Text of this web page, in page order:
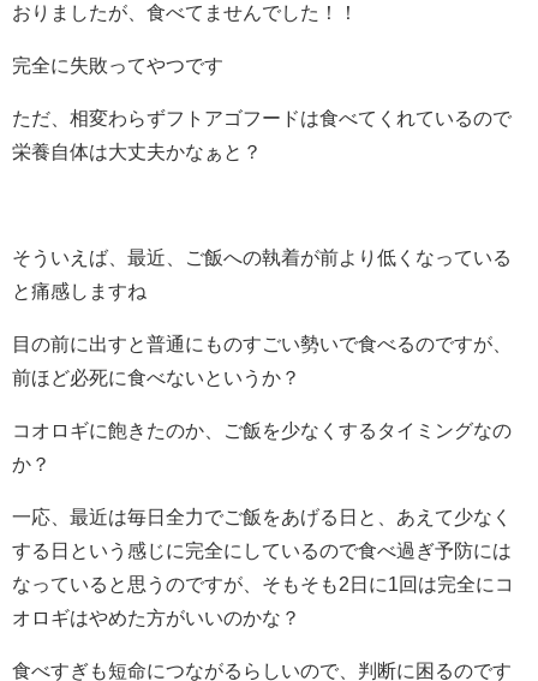
おりましたが、食べてませんでした！！
完全に失敗ってやつです
ただ、相変わらずフトアゴフードは食べてくれているので
栄養自体は大丈夫かなぁと？
そういえば、最近、ご飯への執着が前より低くなっている
と痛感しますね
目の前に出すと普通にものすごい勢いで食べるのですが、
前ほど必死に食べないというか？
コオロギに飽きたのか、ご飯を少なくするタイミングなの
か？
一応、最近は毎日全力でご飯をあげる日と、あえて少なく
する日という感じに完全にしているので食べ過ぎ予防には
なっていると思うのですが、そもそも2日に1回は完全にコ
オロギはやめた方がいいのかな？
食べすぎも短命につながるらしいので、判断に困るのです